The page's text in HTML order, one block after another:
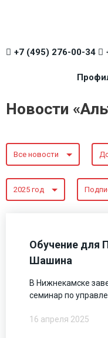
+7 (495) 276-00-34
Новости
Все новости
2025 год
Обучение для
Шашина
В Нижнекамске
семинар по
16 апреля 2025